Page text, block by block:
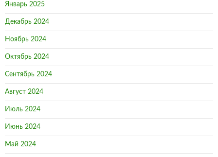
Январь 2025
Декабрь 2024
Ноябрь 2024
Октябрь 2024
Сентябрь 2024
Август 2024
Июль 2024
Июнь 2024
Май 2024